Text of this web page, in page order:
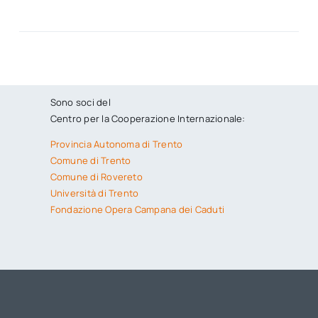
Sono soci del
Centro per la Cooperazione Internazionale:
Provincia Autonoma di Trento
Comune di Trento
Comune di Rovereto
Università di Trento
Fondazione Opera Campana dei Caduti